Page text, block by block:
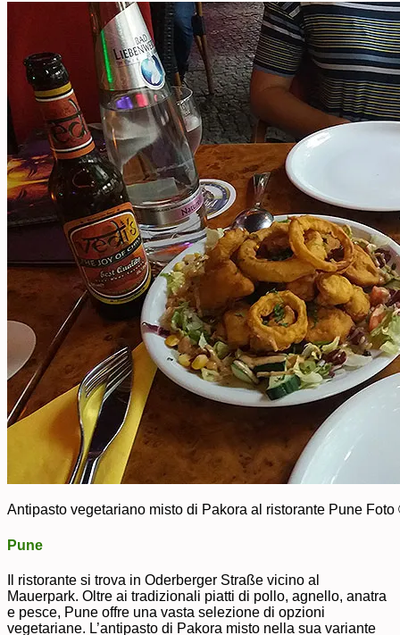
Antipasto vegetariano misto di Pakora al ristorante Pune
Pune
Il ristorante si trova in Oderberger Straße vicino al
Mauerpark. Oltre ai tradizionali piatti di pollo, agnello, anatra
e pesce, Pune offre una vasta selezione di opzioni
vegetariane. L’antipasto di Pakora misto nella sua variante